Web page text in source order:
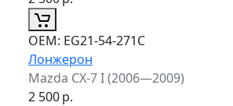
ОЕМ: EG21-54-271C
Лонжерон
Mazda CX-7 I (2006—2009)
2 500р.